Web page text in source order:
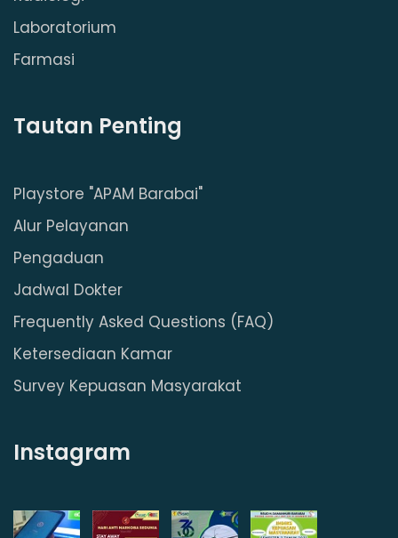
Laboratorium
Farmasi
Tautan Penting
Playstore "APAM Barabai"
Alur Pelayanan
Pengaduan
Jadwal Dokter
Frequently Asked Questions (FAQ)
Ketersediaan Kamar
Survey Kepuasan Masyarakat
Instagram